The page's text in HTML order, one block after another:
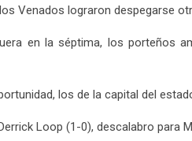
Venados lograron despegarse
en la séptima, los porteños
los de la capital del
Loop (1-0), descalabro para